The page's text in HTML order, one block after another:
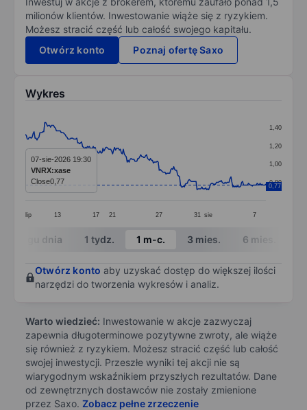
milionów klientów. Inwestowanie wiąże się z ryzykiem.
Możesz stracić część lub całość swojego kapitału.
Otwórz konto
Poznaj ofertę Saxo
Wykres
Line chart with 249 data points.
The chart has 1 X axis displaying categories.
The chart has 1 Y axis displaying values. Data ranges
lip 13 17 21 27 31 sie 7
0,80
1,00
1,20
1,40
0,77
07-sie-2026 19:30
VNRX:xase
Close0,77
End of interactive chart.
W ciągu dnia 1 tydz. 1 m-c. 3 mies. 6 mies.
Otwórz konto aby uzyskać dostęp do większej ilości
narzędzi do tworzenia wykresów i analiz.
Warto wiedzieć: Inwestowanie w akcje zazwyczaj
zapewnia długoterminowe pozytywne zwroty, ale wiąże
się również z ryzykiem. Możesz stracić część lub całość
swojej inwestycji. Przeszłe wyniki tej akcji nie są
wiarygodnym wskaźnikiem przyszłych rezultatów. Dane
od zewnętrznych dostawców nie zostały zmienione
przez Saxo. Zobacz pełne zrzeczenie